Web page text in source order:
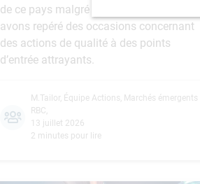
de ce pays malgré l’incertitude. Nous
avons repéré des occasions concernant
des actions de qualité à des points
d’entrée attrayants.
M.Tailor, Équipe Actions, Marchés émergents
RBC,
13 juillet 2026
2 minutes pour lire